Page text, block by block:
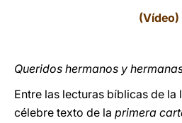
(Vídeo)
Queridos hermanos y
Entre las lecturas bíblicas de la
célebre texto de la primera